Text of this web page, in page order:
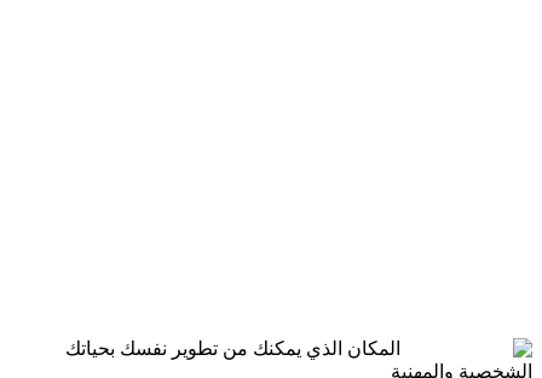
المكان الذي يمكنك من تطوير نفسك بحياتك
الشخصية والمهنية